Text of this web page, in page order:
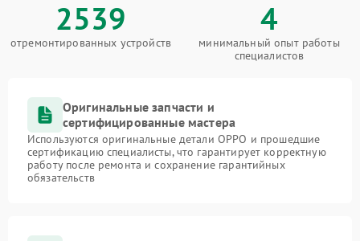
2539
отремонтированных устройств
4
минимальный опыт работы
специалистов
Оригинальные запчасти и
сертифицированные мастера
Используются оригинальные детали OPPO и прошедшие
сертификацию специалисты, что гарантирует корректную
работу после ремонта и сохранение гарантийных
обязательств